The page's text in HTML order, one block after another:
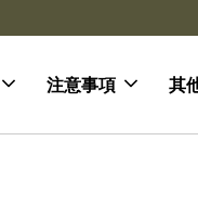
注意事項 其